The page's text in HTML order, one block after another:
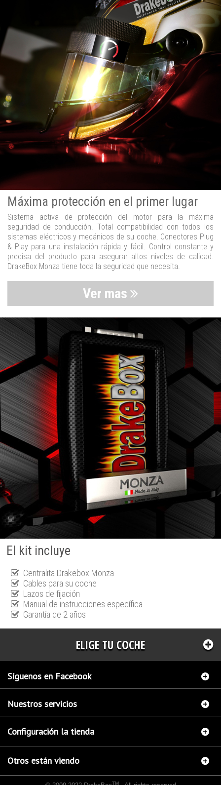
Máxima protección en el primer lugar
Sistema activa de protección del motor para la máxima
seguridad de conducción. Total compatibilidad con todos los
sistemas eléctricos y mecánicos de su coche. Conectores Plug
& Play para una instalación rápida y fácil. Control constante y
precisa del producto para asegurar altos niveles de calidad.
DrakeBox Monza tiene toda la seguridad que necesita.
Ver mas
El kit incluye
Centralita Drakebox Monza
Cables para su coche
Lazos de fijación
Manual de instrucciones específica
Garantía de 2 años
ELIGE TU COCHE
Síguenos en Facebook
Nuestros servicios
Configuración la tienda
Otros están viendo
TM